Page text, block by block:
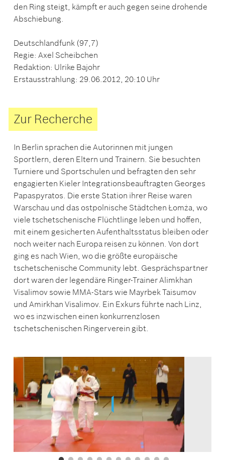
den Ring steigt, kämpft er auch gegen seine drohende
Abschiebung.
Deutschlandfunk (97,7)
Regie: Axel Scheibchen
Redaktion: Ulrike Bajohr
Erstausstrahlung: 29.06.2012, 20:10 Uhr
Zur Recherche
In Berlin sprachen die Autorinnen mit jungen
Sportlern, deren Eltern und Trainern. Sie besuchten
Turniere und Sportschulen und befragten den sehr
engagierten Kieler Integrationsbeauftragten Georges
Papaspyratos. Die erste Station ihrer Reise waren
Warschau und das ostpolnische Städtchen Łomża, wo
viele tschetschenische Flüchtlinge leben und hoffen,
mit einem gesicherten Aufenthaltsstatus bleiben oder
noch weiter nach Europa reisen zu können. Von dort
ging es nach Wien, wo die größte europäische
tschetschenische Community lebt. Gesprächspartner
dort waren der legendäre Ringer-Trainer Alimkhan
Visalimov sowie MMA-Stars wie Mayrbek Taisumov
und Amirkhan Visalimov. Ein Exkurs führte nach Linz,
wo es inzwischen einen konkurrenzlosen
tschetschenischen Ringerverein gibt.